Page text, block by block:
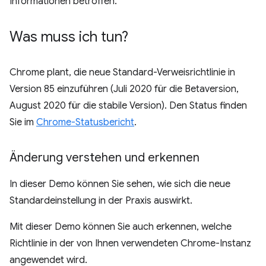
Was muss ich tun?
Chrome plant, die neue Standard-Verweisrichtlinie in
Version 85 einzuführen (Juli 2020 für die Betaversion,
August 2020 für die stabile Version). Den Status finden
Sie im Chrome-Statusbericht.
Änderung verstehen und erkennen
In dieser Demo können Sie sehen, wie sich die neue
Standardeinstellung in der Praxis auswirkt.
Mit dieser Demo können Sie auch erkennen, welche
Richtlinie in der von Ihnen verwendeten Chrome-Instanz
angewendet wird.